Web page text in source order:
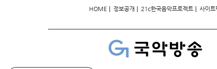
HOME | 정보공개 | 21c한국음악프로젝트 | 사이트